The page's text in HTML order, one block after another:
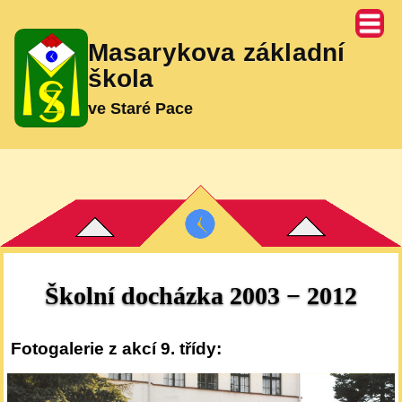
Masarykova základní
škola
ve Staré Pace
Školní docházka 2003 − 2012
Fotogalerie z akcí 9. třídy: